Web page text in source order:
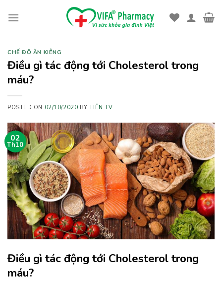
CHẾ ĐỘ ĂN KIÊNG
Điều gì tác động tới Cholesterol trong
máu?
POSTED ON 02/10/2020 BYTIÊN TV
02
Th10
Điều gì tác động tới Cholesterol trong
máu?